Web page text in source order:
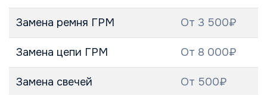
Замена ремня ГРМ От 3 500₽
Замена цепи ГРМ От 8 000₽
Замена свечей От 500₽